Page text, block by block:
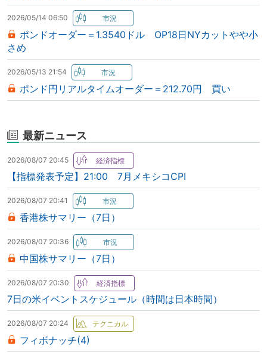
2026/05/14 06:50
ポンドオーダー＝1.3540ドル OP18日NYカットやや小
さめ
2026/05/13 21:54
ポンド円リアルタイムオーダー＝212.70円 買い
最新ニュース
2026/08/07 20:45
【指標発表予定】21:00 7月メキシコCPI
2026/08/07 20:41
香港株サマリー（7日）
2026/08/07 20:36
中国株サマリー（7日）
2026/08/07 20:30
7日の米イベントスケジュール（時間は日本時間）
2026/08/07 20:24
フィボナッチ(4)